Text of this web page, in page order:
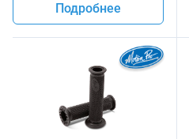
Подробнее